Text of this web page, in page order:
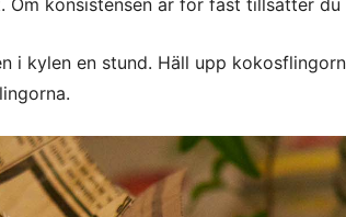
Om konsistensen är för fast tillsätter
i kylen en stund. Häll upp